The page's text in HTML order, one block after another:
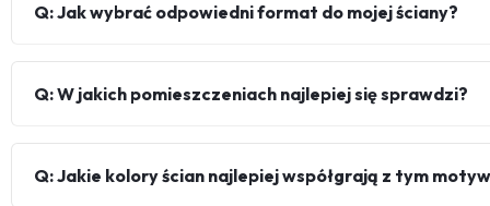
Q: Jak wybrać odpowiedni format do mojej ściany?
Q: W jakich pomieszczeniach najlepiej się sprawdzi?
Q: Jakie kolory ścian najlepiej współgrają z tym